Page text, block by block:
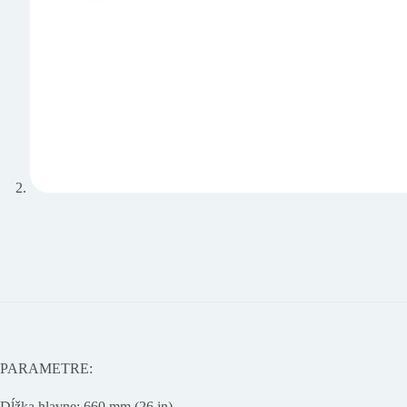
PARAMETRE: